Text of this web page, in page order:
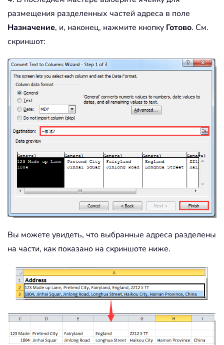
размещения разделенных частей адреса в поле
Назначение, и, наконец, нажмите кнопку Готово. См.
скриншот:
Вы можете увидеть, что выбранные адреса разделены
на части, как показано на скриншоте ниже.